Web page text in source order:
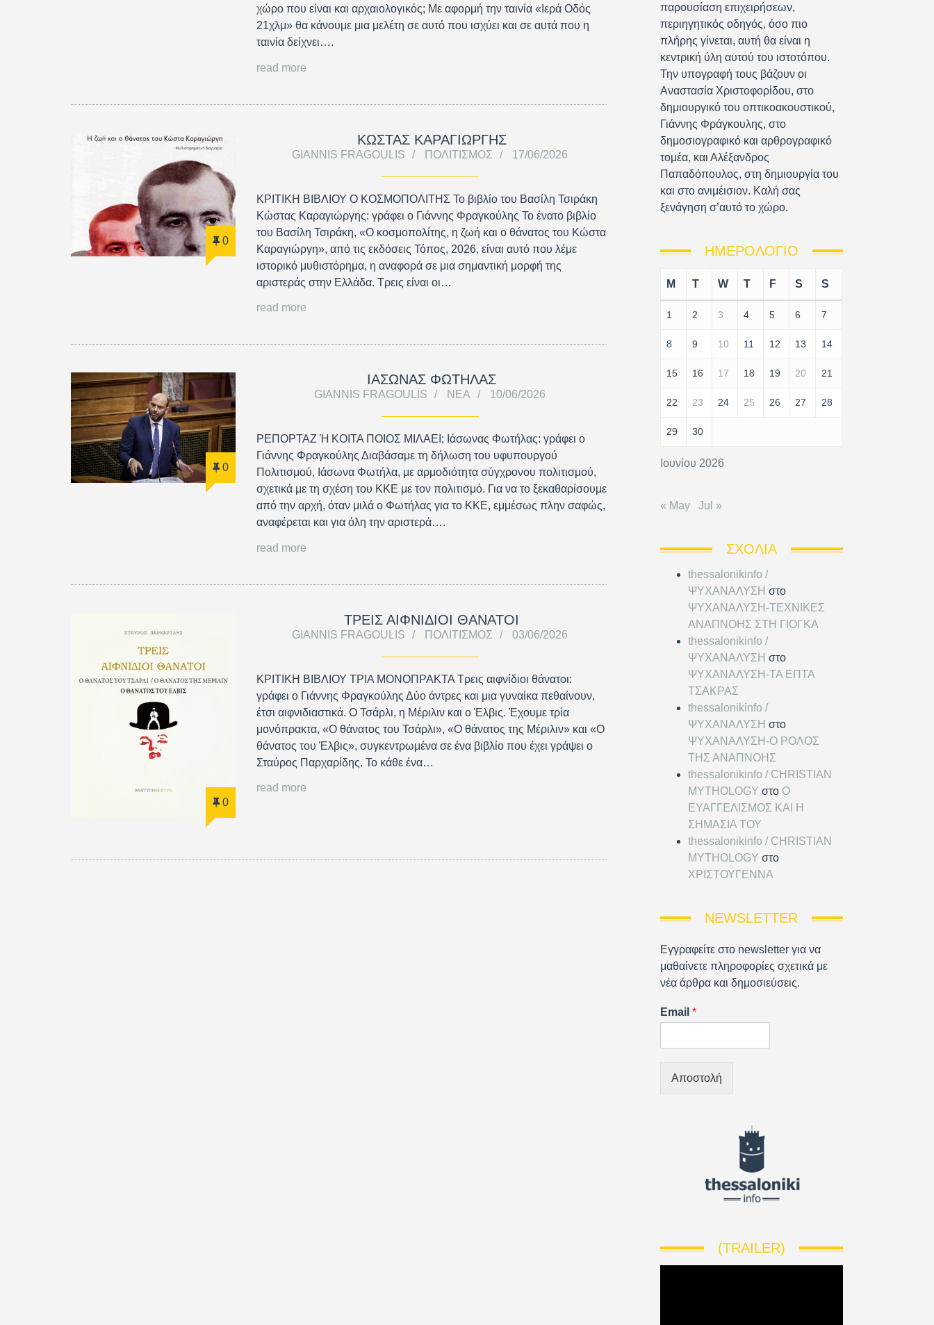
χώρο που είναι και αρχαιολογικός; Με αφορμή την ταινία «Ιερά Οδός
21χλμ» θα κάνουμε μια μελέτη σε αυτό που ισχύει και σε αυτά που η
ταινία δείχνει….
read more
0
ΚΩΣΤΑΣ ΚΑΡΑΓΙΩΡΓΗΣ
GIANNIS FRAGOULIS ΠΟΛΙΤΙΣΜΌΣ 17/06/2026
ΚΡΙΤΙΚΗ ΒΙΒΛΙΟΥ Ο ΚΟΣΜΟΠΟΛΙΤΗΣ Το βιβλίο του Βασίλη Τσιράκη
Κώστας Καραγιώργης: γράφει ο Γιάννης Φραγκούλης Το ένατο βιβλίο
του Βασίλη Τσιράκη, «Ο κοσμοπολίτης, η ζωή και ο θάνατος του Κώστα
Καραγιώργη», από τις εκδόσεις Τόπος, 2026, είναι αυτό που λέμε
ιστορικό μυθιστόρημα, η αναφορά σε μια σημαντική μορφή της
αριστεράς στην Ελλάδα. Τρεις είναι οι…
read more
0
ΙΑΣΩΝΑΣ ΦΩΤΗΛΑΣ
GIANNIS FRAGOULIS ΝΈΑ 10/06/2026
ΡΕΠΟΡΤΑΖ Ή ΚΟΙΤΑ ΠΟΙΟΣ ΜΙΛΑΕΙ; Ιάσωνας Φωτήλας: γράφει ο
Γιάννης Φραγκούλης Διαβάσαμε τη δήλωση του υφυπουργού
Πολιτισμού, Ιάσωνα Φωτήλα, με αρμοδιότητα σύγχρονου πολιτισμού,
σχετικά με τη σχέση του ΚΚΕ με τον πολιτισμό. Για να το ξεκαθαρίσουμε
από την αρχή, όταν μιλά ο Φωτήλας για το ΚΚΕ, εμμέσως πλην σαφώς,
αναφέρεται και για όλη την αριστερά….
read more
0
ΤΡΕΙΣ ΑΙΦΝΙΔΙΟΙ ΘΑΝΑΤΟΙ
GIANNIS FRAGOULIS ΠΟΛΙΤΙΣΜΌΣ 03/06/2026
ΚΡΙΤΙΚΗ ΒΙΒΛΙΟΥ ΤΡΙΑ ΜΟΝΟΠΡΑΚΤΑ Τρεις αιφνίδιοι θάνατοι:
γράφει ο Γιάννης Φραγκούλης Δύο άντρες και μια γυναίκα πεθαίνουν,
έτσι αιφνιδιαστικά. Ο Τσάρλι, η Μέριλιν και ο Έλβις. Έχουμε τρία
μονόπρακτα, «Ο θάνατος του Τσάρλι», «Ο θάνατος της Μέριλιν» και «Ο
θάνατος του Έλβις», συγκεντρωμένα σε ένα βιβλίο που έχει γράψει ο
Σταύρος Παρχαρίδης. Το κάθε ένα…
read more
παρουσίαση επιχειρήσεων,
περιηγητικός οδηγός, όσο πιο
πλήρης γίνεται, αυτή θα είναι η
κεντρική ύλη αυτού του ιστοτόπου.
Την υπογραφή τους βάζουν οι
Αναστασία Χριστοφορίδου, στο
δημιουργικό του οπτικοακουστικού,
Γιάννης Φράγκουλης, στο
δημοσιογραφικό και αρθρογραφικό
τομέα, και Αλέξανδρος
Παπαδόπουλος, στη δημιουργία του
και στο ανιμέισιον. Καλή σας
ξενάγηση σ’αυτό το χώρο.
ΗΜΕΡΟΛΌΓΙΟ
Ιουνίου 2026
M T W T F S S
1 2 3 4 5 6 7
8 9 10 11 12 13 14
15 16 17 18 19 20 21
22 23 24 25 26 27 28
29 30
« May Jul »
ΣΧΌΛΙΑ
thessalonikinfo /
ΨΥΧΑΝΑΛΥΣΗ στο
ΨΥΧΑΝΑΛΥΣΗ-ΤΕΧΝΙΚΕΣ
ΑΝΑΠΝΟΗΣ ΣΤΗ ΓΙΟΓΚΑ
thessalonikinfo /
ΨΥΧΑΝΑΛΥΣΗ στο
ΨΥΧΑΝΑΛΥΣΗ-ΤΑ ΕΠΤΑ
ΤΣΑΚΡΑΣ
thessalonikinfo /
ΨΥΧΑΝΑΛΥΣΗ στο
ΨΥΧΑΝΑΛΥΣΗ-Ο ΡΟΛΟΣ
ΤΗΣ ΑΝΑΠΝΟΗΣ
thessalonikinfo / CHRISTIAN
MYTHOLOGY στο Ο
ΕΥΑΓΓΕΛΙΣΜΟΣ ΚΑΙ Η
ΣΗΜΑΣΙΑ ΤΟΥ
thessalonikinfo / CHRISTIAN
MYTHOLOGY στο
ΧΡΙΣΤΟΥΓΕΝΝΑ
NEWSLETTER
Εγγραφείτε στο newsletter για να
μαθαίνετε πληροφορίες σχετικά με
νέα άρθρα και δημοσιεύσεις.
Email*
Αποστολή
(TRAILER)